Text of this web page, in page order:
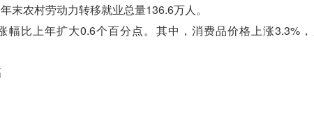
末农村劳动力转移就业总量136.6万人。
比上年扩大0.6个百分点。其中，消费品价格上涨3.3%